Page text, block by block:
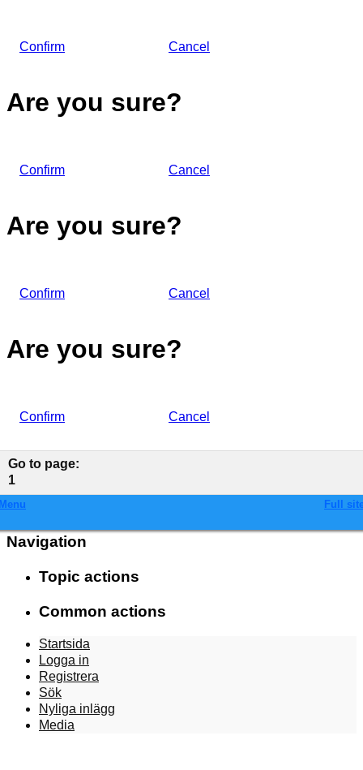
Confirm Cancel
Are you sure?
Confirm Cancel
Are you sure?
Confirm Cancel
Are you sure?
Confirm Cancel
Go to page:
1
Full
Navigation
Topic actions
Common actions
Startsida
Logga in
Registrera
Sök
Nyliga inlägg
Media